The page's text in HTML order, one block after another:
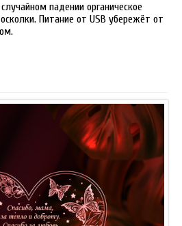
падении органическое
Питание от USB убережёт от